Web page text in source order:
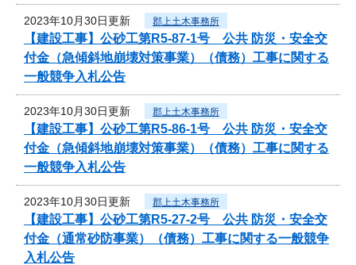
2023年10月30日更新 郡上土木事務所
【建設工事】公砂工第R5-87-1号 公共 防災・安全交
付金（急傾斜地崩壊対策事業）（債務）工事に関する
一般競争入札公告
2023年10月30日更新 郡上土木事務所
【建設工事】公砂工第R5-86-1号 公共 防災・安全交
付金（急傾斜地崩壊対策事業）（債務）工事に関する
一般競争入札公告
2023年10月30日更新 郡上土木事務所
【建設工事】公砂工第R5-27-2号 公共 防災・安全交
付金（通常砂防事業）（債務）工事に関する一般競争
入札公告